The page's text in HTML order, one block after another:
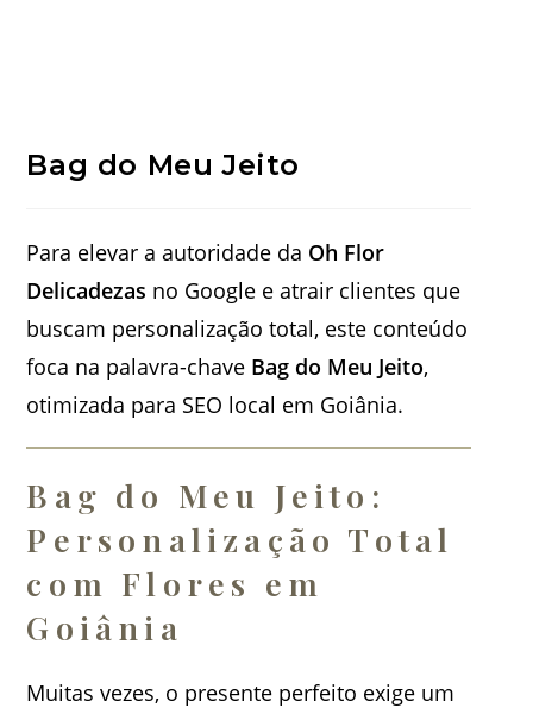
Bag do Meu Jeito
Para elevar a autoridade da Oh Flor
Delicadezas no Google e atrair clientes que
buscam personalização total, este conteúdo
foca na palavra-chave Bag do Meu Jeito,
otimizada para SEO local em Goiânia.
Bag do Meu Jeito:
Personalização Total
com Flores em
Goiânia
Muitas vezes, o presente perfeito exige um